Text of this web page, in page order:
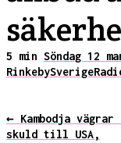
5 min Söndag 12
RinkebySverige
← Kambodja vägrar
skuld till USA,